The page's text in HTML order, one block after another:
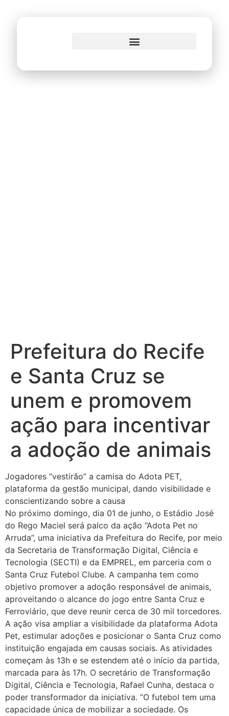
Prefeitura do Recife
e Santa Cruz se
unem e promovem
ação para incentivar
a adoção de animais
Jogadores “vestirão” a camisa do Adota PET,
plataforma da gestão municipal, dando visibilidade e
conscientizando sobre a causa
No próximo domingo, dia 01 de junho, o Estádio José
do Rego Maciel será palco da ação “Adota Pet no
Arruda”, uma iniciativa da Prefeitura do Recife, por meio
da Secretaria de Transformação Digital, Ciência e
Tecnologia (SECTI) e da EMPREL, em parceria com o
Santa Cruz Futebol Clube. A campanha tem como
objetivo promover a adoção responsável de animais,
aproveitando o alcance do jogo entre Santa Cruz e
Ferroviário, que deve reunir cerca de 30 mil torcedores.
A ação visa ampliar a visibilidade da plataforma Adota
Pet, estimular adoções e posicionar o Santa Cruz como
instituição engajada em causas sociais. As atividades
começam às 13h e se estendem até o início da partida,
marcada para às 17h. O secretário de Transformação
Digital, Ciência e Tecnologia, Rafael Cunha, destaca o
poder transformador da iniciativa. “O futebol tem uma
capacidade única de mobilizar a sociedade. Os